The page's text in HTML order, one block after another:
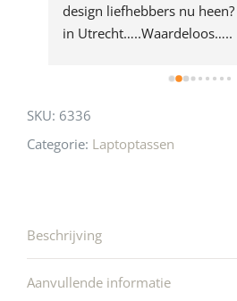
design liefhebbers nu
in Utrecht…..Waardeloos…..
SKU: 6336
Categorie: Laptoptassen
Beschrijving
Aanvullende informatie